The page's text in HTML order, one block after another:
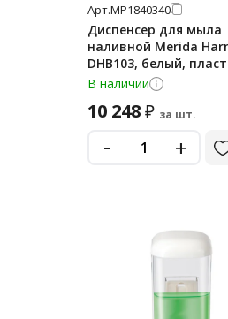
Арт.МР1840340
Диспенсер для мыла
наливной Merida
DHB103, белый,
сенсорный
В наличии
10 248₽ за шт.
- +